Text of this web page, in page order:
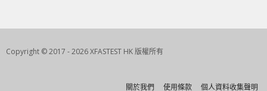
Copyright © 2017 - 2026 XFASTEST HK 版權所有
關於我們 使用條款 個人資料收集聲明